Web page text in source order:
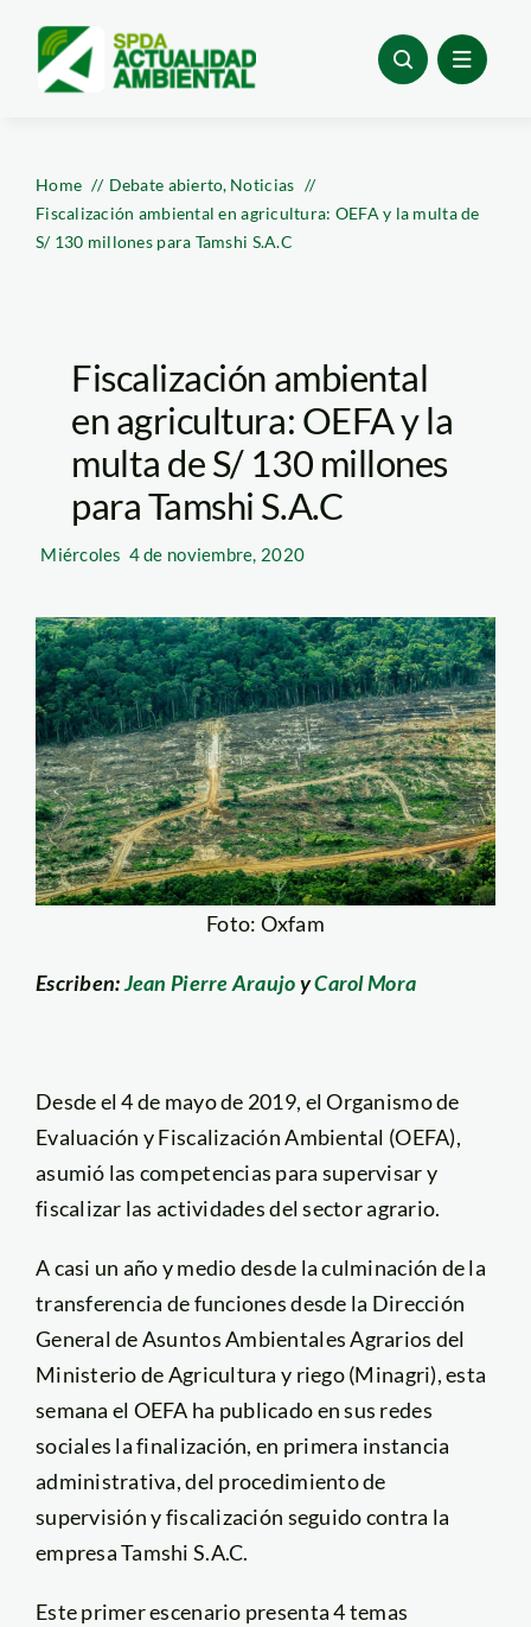
content
Home Debate abierto Noticias
Fiscalización ambiental en agricultura: OEFA y la multa de
S/ 130 millones para Tamshi S.A.C
Fiscalización ambiental
en agricultura: OEFA y la
multa de S/ 130 millones
para Tamshi S.A.C
Miércoles 4 de noviembre, 2020
Foto: Oxfam
Escriben:Jean Pierre AraujoyCarol Mora
Desde el 4 de mayo de 2019, el Organismo de
Evaluación y Fiscalización Ambiental (OEFA),
asumió las competencias para supervisar y
fiscalizar las actividades del sector agrario.
A casi un año y medio desde la culminación de la
transferencia de funciones desde la Dirección
General de Asuntos Ambientales Agrarios del
Ministerio de Agricultura y riego (Minagri), esta
semana el OEFA ha publicado en sus redes
sociales la finalización, en primera instancia
administrativa, del procedimiento de
supervisión y fiscalización seguido contra la
empresa Tamshi S.A.C.
Este primer escenario presenta 4 temas